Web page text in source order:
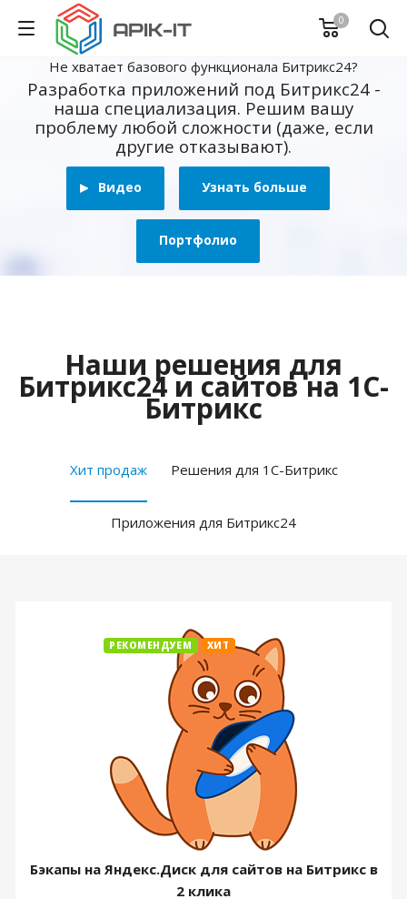
0
Не хватает базового функционала Битрикс24?
Разработка приложений под Битрикс24 -
наша специализация. Решим вашу
проблему любой сложности (даже, если
другие отказывают).
Видео Узнать больше
Портфолио
Наши решения для
Битрикс24 и сайтов на 1С-
Битрикс
Хит продаж Решения для 1С-Битрикс
Приложения для Битрикс24
РЕКОМЕНДУЕМ ХИТ
Бэкапы на Яндекс.Диск для сайтов на Битрикс в
2 клика